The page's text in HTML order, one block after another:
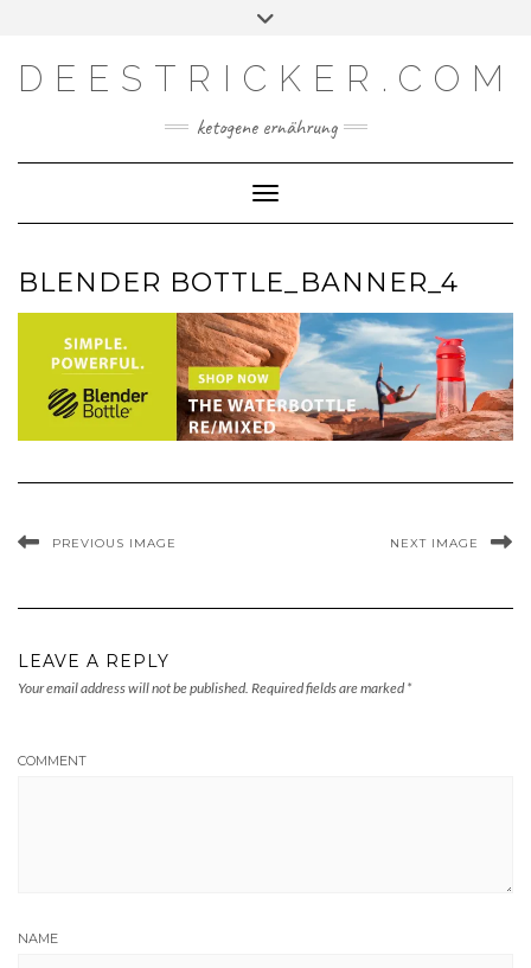
content
FacebookInstagram
DEESTRICKER.COM
ketogene ernährung
Toggle Navigation
BLENDER BOTTLE_BANNER_4
PREVIOUS IMAGE NEXT IMAGE
LEAVE A REPLY
Your email address will not be published. Required fields are marked *
COMMENT
NAME